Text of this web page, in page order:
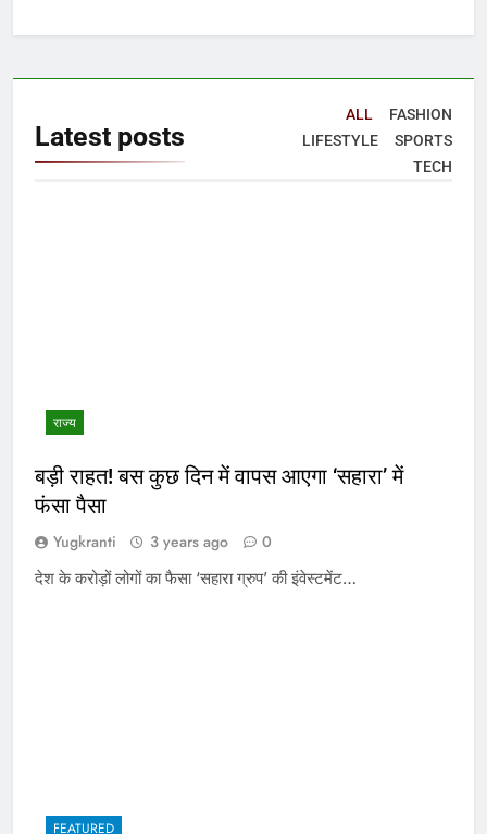
Latest posts
ALL
FASHION
LIFESTYLE
SPORTS
TECH
राज्य
बड़ी राहत! बस कुछ दिन में वापस आएगा ‘सहारा’ में
फंसा पैसा
Yugkranti 3 years ago 0
देश के करोड़ों लोगों का फैसा ‘सहारा ग्रुप’ की इंवेस्टमेंट…
FEATURED